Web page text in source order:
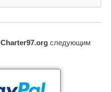
Charter97.org следующим